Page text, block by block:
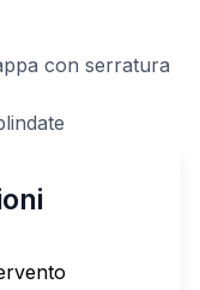
con serratura